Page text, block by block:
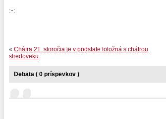
:-:
« Chátra 21. storočia je v podstate totožná s chátrou
stredoveku.
Debata ( 0 príspevkov )